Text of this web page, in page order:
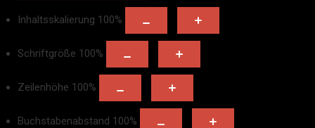
Inhaltsskalierung 100%
Schriftgröße 100%
Zeilenhöhe 100%
Buchstabenabstand 100%